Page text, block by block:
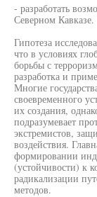
- разработать
Северном Кавказе.
Гипотеза
что в условиях
борьбы с
разработка и
Многие
своевременного
их создания,
подразумевает
экстремистов,
воздействия.
формировании
(устойчивости) к
радикализации
методов.